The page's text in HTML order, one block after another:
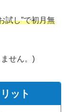
試し”で初月無
せん。)
ット